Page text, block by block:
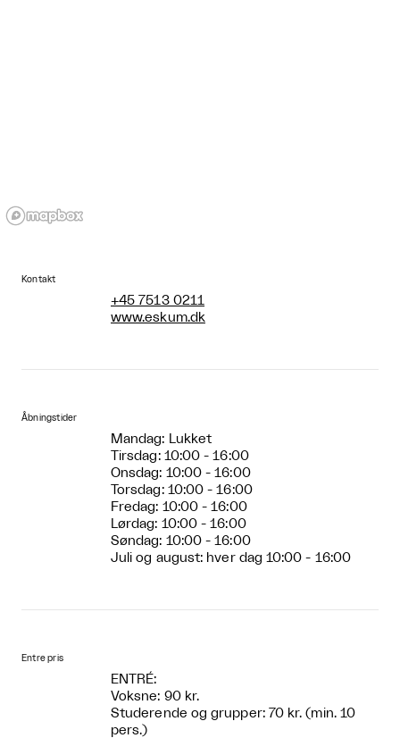
Kontakt
+45 7513 0211
www.eskum.dk
Åbningstider
Mandag: Lukket
Tirsdag: 10:00 - 16:00
Onsdag: 10:00 - 16:00
Torsdag: 10:00 - 16:00
Fredag: 10:00 - 16:00
Lørdag: 10:00 - 16:00
Søndag: 10:00 - 16:00
Juli og august: hver dag 10:00 - 16:00
Entre pris
ENTRÉ:
Voksne: 90 kr.
Studerende og grupper: 70 kr. (min. 10
pers.)